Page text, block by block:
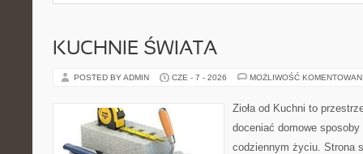
KUCHNIE ŚWIATA
POSTED BY ADMIN CZE - 7 - 2026 MOŻLIWOŚĆ
Zioła od Kuchni to
doceniać domowe
codziennym życiu. Strona